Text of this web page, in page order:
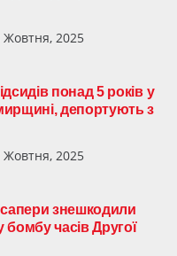
Жовтня, 2025
понад 5 років у
депортують з
Жовтня, 2025
знешкодили
бомбу часів Другої